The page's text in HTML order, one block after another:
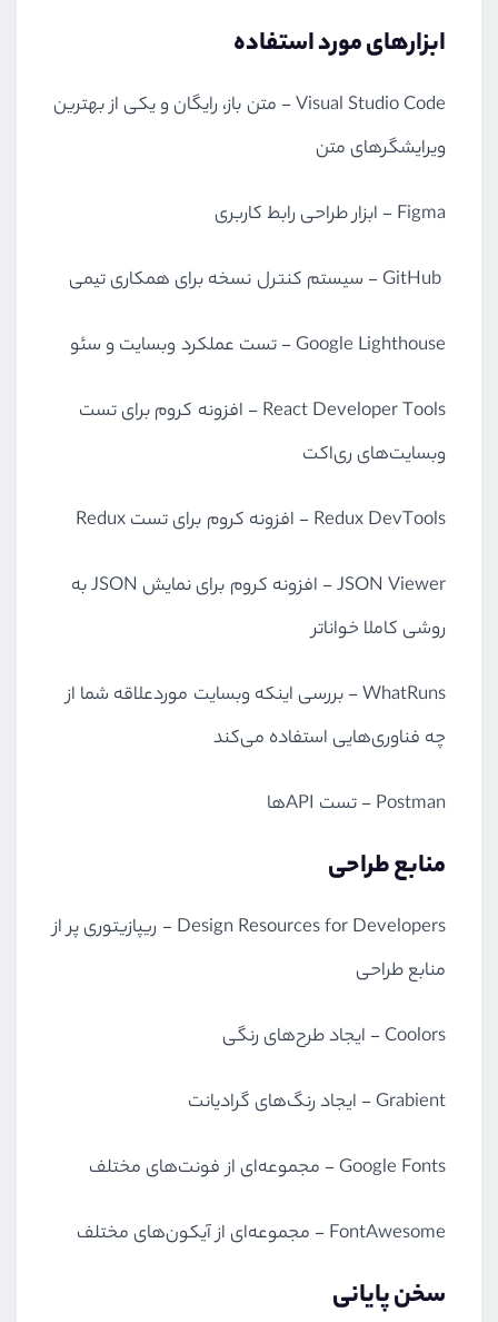
ابزارهای مورد استفاده
Visual Studio Code- متن باز، رایگان و یکی از بهترین
ویرایشگرهای متن
Figma- ابزار طراحی رابط کاربری
GitHub- سیستم کنترل نسخه برای همکاری تیمی
Google Lighthouse- تست عملکرد وبسایت و سئو
React Developer Tools- افزونه کروم برای تست
وبسایت‌های ری‌اکت
Redux DevTools- افزونه کروم برای تستRedux
JSON Viewer- افزونه کروم برای نمایش JSONبه
روشی کاملا خواناتر
WhatRuns- بررسی اینکه وبسایت موردعلاقه شما از
چه فناوری‌هایی استفاده می‌کند
Postman- تست APIها
منابع طراحی
Design Resources for Developers- ریپازیتوری پر از
منابع طراحی
Coolors- ایجاد طرح‌های رنگی
Grabient- ایجاد رنگ‌های گرادیانت
Google Fonts- مجموعه‌ای از فونت‌های مختلف
FontAwesome- مجموعه‌ای از آیکون‌های مختلف
سخن پایانی